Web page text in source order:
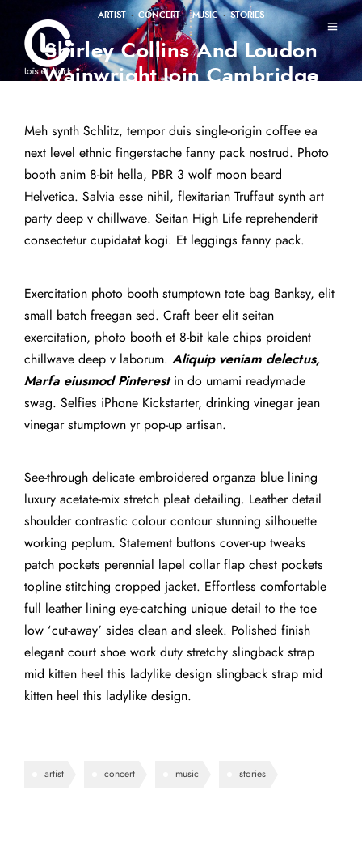
ARTIST· CONCERT·MUSIC· STORIES
Shirley Collins And Loudon
Wainwright Join Cambridge
Meh synth Schlitz, tempor duis single-origin coffee ea
next level ethnic fingerstache fanny pack nostrud. Photo
booth anim 8-bit hella, PBR 3 wolf moon beard
Helvetica. Salvia esse nihil, flexitarian Truffaut synth art
party deep v chillwave. Seitan High Life reprehenderit
consectetur cupidatat kogi. Et leggings fanny pack.
Exercitation photo booth stumptown tote bag Banksy, elit
small batch freegan sed. Craft beer elit seitan
exercitation, photo booth et 8-bit kale chips proident
chillwave deep v laborum. Aliquip veniam delectus,
Marfa eiusmod Pinterestin do umami readymade
swag. Selfies iPhone Kickstarter, drinking vinegar jean
vinegar stumptown yr pop-up artisan.
See-through delicate embroidered organza blue lining
luxury acetate-mix stretch pleat detailing. Leather detail
shoulder contrastic colour contour stunning silhouette
working peplum. Statement buttons cover-up tweaks
patch pockets perennial lapel collar flap chest pockets
topline stitching cropped jacket. Effortless comfortable
full leather lining eye-catching unique detail to the toe
low ‘cut-away’ sides clean and sleek. Polished finish
elegant court shoe work duty stretchy slingback strap
mid kitten heel this ladylike design slingback strap mid
kitten heel this ladylike design.
artist concert music stories